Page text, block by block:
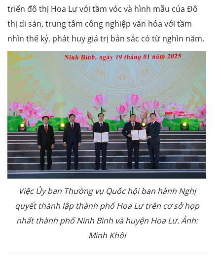
triển đô thị Hoa Lư với tầm vóc và hình mẫu của Đô
thị di sản, trung tâm công nghiệp văn hóa với tầm
nhìn thế kỷ, phát huy giá trị bản sắc có từ nghìn năm.
Việc Ủy ban Thường vụ Quốc hội ban hành Nghị
quyết thành lập thành phố Hoa Lư trên cơ sở hợp
nhất thành phố Ninh Bình và huyện Hoa Lư. Ảnh:
Minh Khôi